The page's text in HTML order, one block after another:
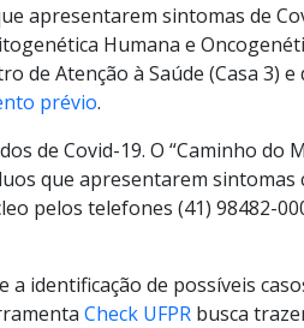
apresentarem sintomas de
Humana e
Atenção à Saúde (Casa 3)
prévio.
de Covid-19. O “Caminho
que apresentarem
pelos telefones (41) 98482-
identificação de possíveis
Check UFPR busca